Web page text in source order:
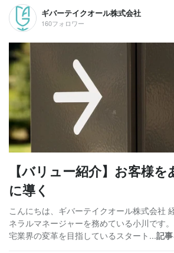
ギバーテイクオール株式会社
160フォロワー
【バリュー紹介】お客様
に導く
こんにちは、ギバーテイクオール株式会社
ネラルマネージャーを務めている小川です
宅業界の変革を目指しているスタート...記